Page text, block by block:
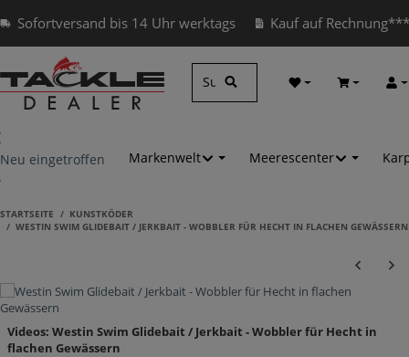
Sofortversand bis 14 Uhr werktags Kauf auf Rechnung***
WunschzettelWarenkorb
Neu eingetroffen Markenwelt Meerescenter
STARTSEITE
KUNSTKÖDER
WESTIN SWIM GLIDEBAIT / JERKBAIT - WOBBLER FÜR HECHT IN FLACHEN GEWÄSSERN
Videos: Westin Swim Glidebait / Jerkbait - Wobbler für Hecht in
flachen Gewässern